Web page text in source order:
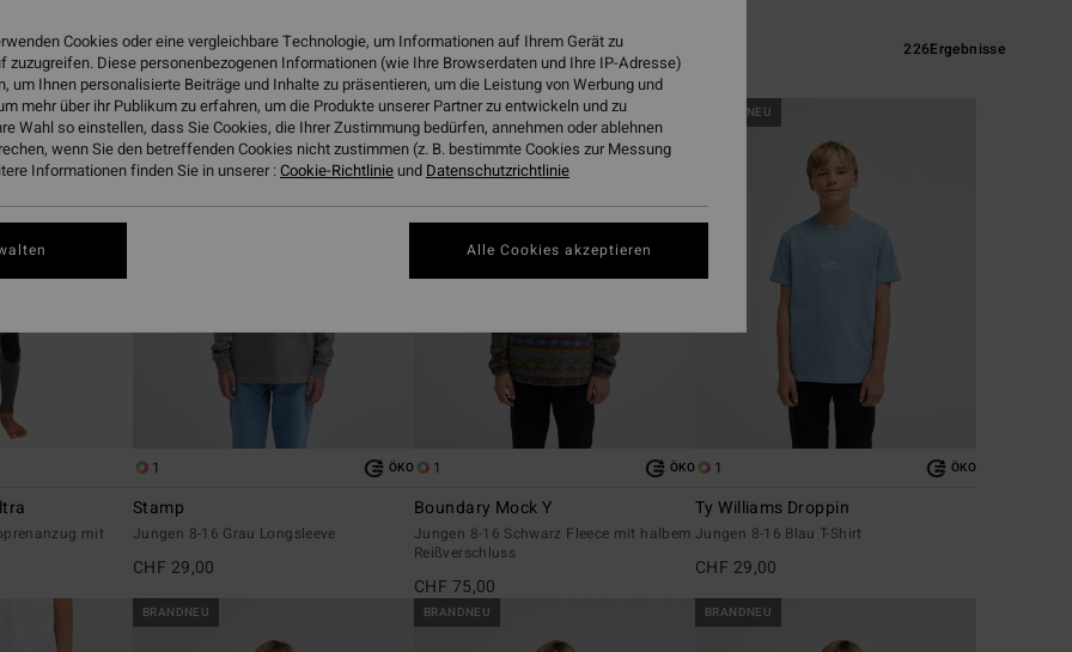
226Ergebnisse
mit
BRANDNEU
1 ÖKO
Stamp
Jungen 8-16 Grau Longsleeve
CHF 29,00
BRANDNEU
1 ÖKO
Boundary Mock Y
Jungen 8-16 Schwarz Fleece mit halbem
Reißverschluss
CHF 75,00
BRANDNEU
1 ÖKO
Ty Williams Droppin
Jungen 8-16 Blau T-Shirt
CHF 29,00
BRANDNEU BRANDNEU BRANDNEU
Cookies oder eine vergleichbare Technologie, um Informationen auf Ihrem Gerät zu
zuzugreifen. Diese personenbezogenen Informationen (wie Ihre Browserdaten und Ihre IP-Adresse)
um Ihnen personalisierte Beiträge und Inhalte zu präsentieren, um die Leistung von Werbung und
mehr über ihr Publikum zu erfahren, um die Produkte unserer Partner zu entwickeln und zu
Wahl so einstellen, dass Sie Cookies, die Ihrer Zustimmung bedürfen, annehmen oder ablehnen
wenn Sie den betreffenden Cookies nicht zustimmen (z. B. bestimmte Cookies zur Messung
Informationen finden Sie in unserer :Cookie-Richtlinie und Datenschutzrichtlinie
Alle Cookies akzeptieren